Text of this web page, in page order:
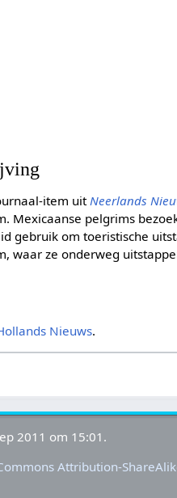
item uitNeerlands
Mexicaanse pelgrims
gebruik om toeristische
waar ze onderweg
Nieuws.
2011 om 15:01.
Attribution-